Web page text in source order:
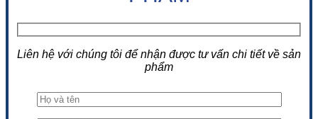
Liên hệ với chúng tôi để nhận được tư vấn chi tiết về sản
phẩm